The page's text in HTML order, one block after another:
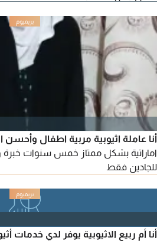
أنا عاملة اثيوبية مربية اطفال
اماراتية بشكل ممتاز خمس سنوات
للجادين فقط
أنا أم ربيع الاثيوبية يوفر لدي خدمات